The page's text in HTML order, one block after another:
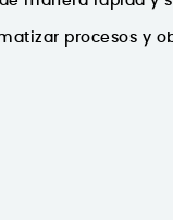
procesos y